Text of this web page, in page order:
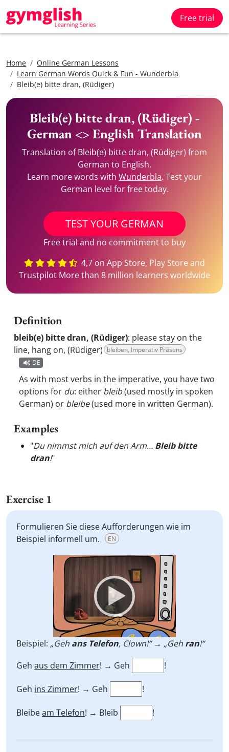
Free trial
Home
Online German Lessons
Learn German Words Quick & Fun - Wunderbla
Bleib(e) bitte dran, (Rüdiger)
Bleib(e) bitte dran, (Rüdiger) -
German <> English Translation
Translation of Bleib(e) bitte dran, (Rüdiger) from
German to English.
Learn more words with Wunderbla. Test your
German level for free today.
TEST YOUR GERMAN
Free trial and no commitment to buy
4,7 on App Store, Play Store and
Trustpilot More than 8 million learners worldwide
Definition
bleib(e) bitte dran, (Rüdiger): please stay on the
line, hang on, (Rüdiger) bleiben, Imperativ Präsens
DE
As with most verbs in the imperative, you have two
options for du: either bleib(used mostly in spoken
German) or bleibe(used more in written German).
Examples
"Du nimmst mich auf den Arm… Bleib bitte
dran!"
Exercise 1
Formulieren Sie diese Aufforderungen wie im
Beispiel informell um.
EN
Video
Player
Beispiel: „Geh ans Telefon, Clown!“ → „Geh ran!“
Geh aus dem Zimmer! → Geh !
Geh ins Zimmer! → Geh !
Bleibeam Telefon! → Bleib !